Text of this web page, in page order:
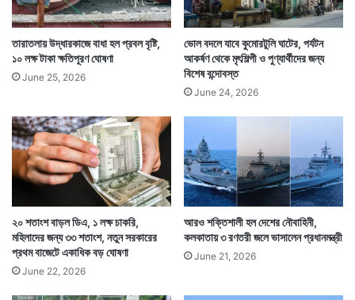
তারাতলায় উদ্ধারকাজে বাধা হল প্রবল বৃষ্টি,
১০ লক্ষ টাকা ক্ষতিপূরণ ঘোষণা
June 25, 2026
ভোল বদলে যাবে কুমোরটুলি ঘাটের, পর্যটন
আকর্ষণ থেকে মৃৎশিল্পী ও পুণ্যার্থীদের জন্য
বিশেষ বন্দোবস্ত
June 24, 2026
২০ শতাংশ বাড়ল ডিএ, ১ লক্ষ চাকরি,
মহিলাদের জন্য ৩৩ শতাংশ, নতুন সরকারের
প্রথম বাজেটে একাধিক বড় ঘোষণা
June 22, 2026
আরও শক্তিশালী হল দেশের নৌবাহিনী,
কলকাতায় ৩ রণতরী জলে ভাসালেন প্রধানমন্ত্রী
June 21, 2026